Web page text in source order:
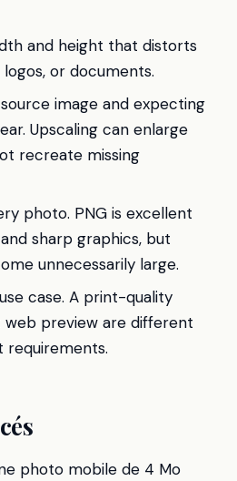
and height that distorts
or documents.
image and expecting
Upscaling can enlarge
recreate missing
photo. PNG is excellent
sharp graphics, but
unnecessarily large.
case. A print-quality
web preview are different
requirements.
photo mobile de 4 Mo